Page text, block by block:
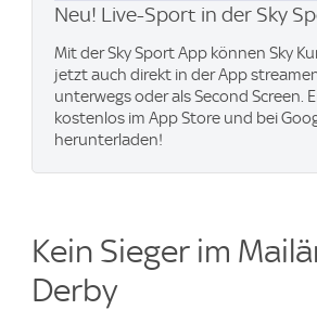
Neu! Live-Sport in der Sky
Mit der Sky Sport App können Sky
jetzt auch direkt in der App
unterwegs oder als Second Screen.
kostenlos im App Store und bei
herunterladen!
Kein Sieger im
Derby